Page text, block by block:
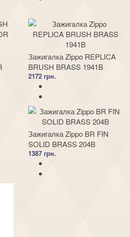
Зажигалка Zippo REPLICA
BRUSH BRASS 1941B
2172 грн.
Зажигалка Zippo BR FIN
SOLID BRASS 204B
1387 грн.